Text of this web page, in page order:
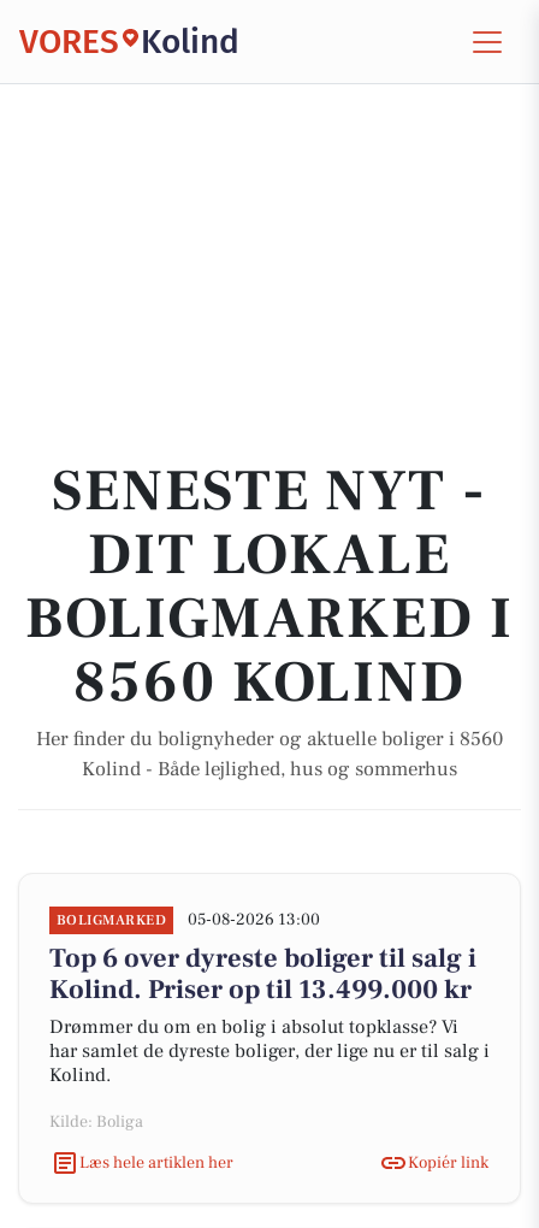
VORES Kolind
SENESTE NYT -
DIT LOKALE
BOLIGMARKED I
8560 KOLIND
Her finder du bolignyheder og aktuelle boliger i 8560
Kolind - Både lejlighed, hus og sommerhus
BOLIGMARKED 05-08-2026 13:00
Top 6 over dyreste boliger til salg i
Kolind. Priser op til 13.499.000 kr
Drømmer du om en bolig i absolut topklasse? Vi
har samlet de dyreste boliger, der lige nu er til salg i
Kolind.
Kilde: Boliga
Læs hele artiklen her
Kopiér link